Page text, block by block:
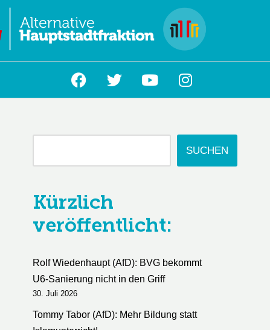
SUCHEN
Kürzlich
veröffentlicht:
Rolf Wiedenhaupt (AfD): BVG bekommt
U6-Sanierung nicht in den Griff
30. Juli 2026
Tommy Tabor (AfD): Mehr Bildung statt